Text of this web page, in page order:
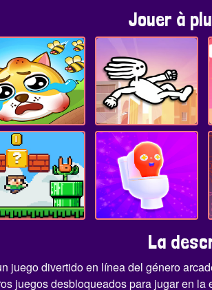
Jouer à
La
juego divertido en línea del género
juegos desbloqueados para jugar en